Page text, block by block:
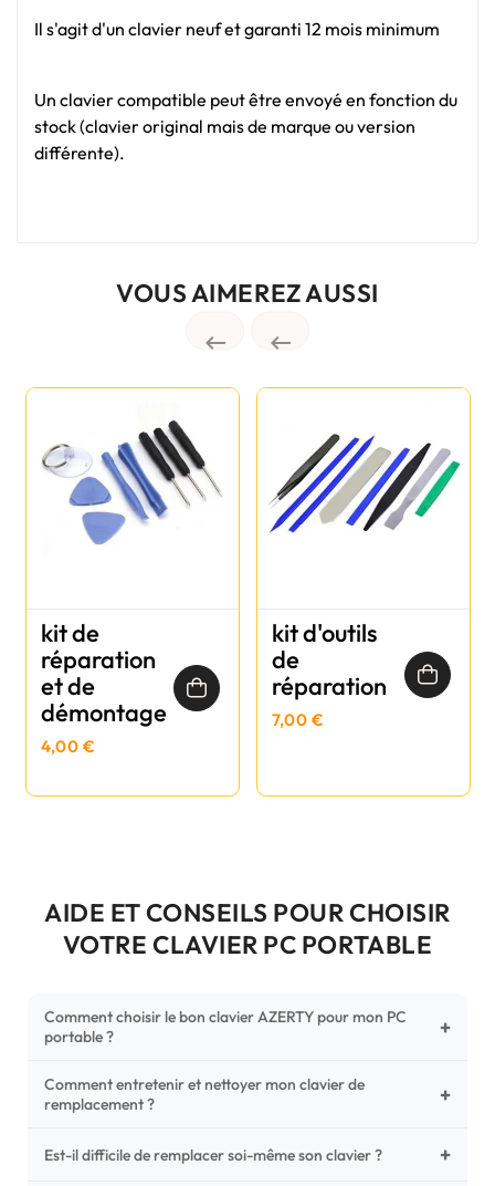
Il s'agit d'un clavier neuf et garanti 12 mois minimum
Un clavier compatible peut être envoyé en fonction du
stock (clavier original mais de marque ou version
différente).
VOUS AIMEREZ AUSSI
 
kit de
réparation
et de
démontage
4,00 €
kit d'outils
de
réparation
7,00 €
AIDE ET CONSEILS POUR CHOISIR
VOTRE CLAVIER PC PORTABLE
Comment choisir le bon clavier AZERTY pour mon PC
portable ?
+
Pour ne pas vous tromper, vérifiez trois points critiques sur
votre clavier d'origine : la disposition (AZERTY Français), la
photos HD) et l'emplacement des fixations (vis ou clips) au
Comment entretenir et nettoyer mon clavier de
remplacement ?
+
Un entretien régulier prolonge la vie de vos touches.
Est-il difficile de remplacer soi-même son clavier ? +